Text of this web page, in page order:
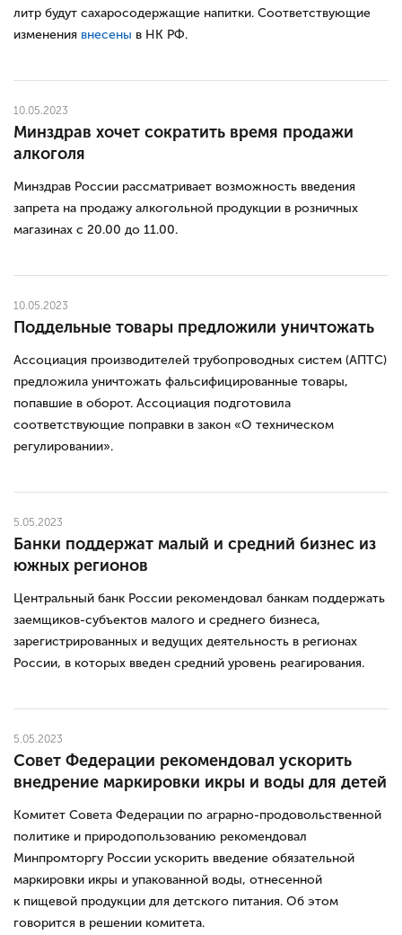
литр будут сахаросодержащие напитки. Соответствующие
изменения внесены в НК РФ.
10.05.2023
Минздрав хочет сократить время продажи
алкоголя
Минздрав России рассматривает возможность введения
запрета на продажу алкогольной продукции в розничных
магазинах с 20.00 до 11.00.
10.05.2023
Поддельные товары предложили уничтожать
Ассоциация производителей трубопроводных систем (АПТС)
предложила уничтожать фальсифицированные товары,
попавшие в оборот. Ассоциация подготовила
соответствующие поправки в закон «О техническом
регулировании».
5.05.2023
Банки поддержат малый и средний бизнес из
южных регионов
Центральный банк России рекомендовал банкам поддержать
заемщиков-субъектов малого и среднего бизнеса,
зарегистрированных и ведущих деятельность в регионах
России, в которых введен средний уровень реагирования.
5.05.2023
Совет Федерации рекомендовал ускорить
внедрение маркировки икры и воды для детей
Комитет Совета Федерации по аграрно-продовольственной
политике и природопользованию рекомендовал
Минпромторгу России ускорить введение обязательной
маркировки икры и упакованной воды, отнесенной
к пищевой продукции для детского питания. Об этом
говорится в решении комитета.